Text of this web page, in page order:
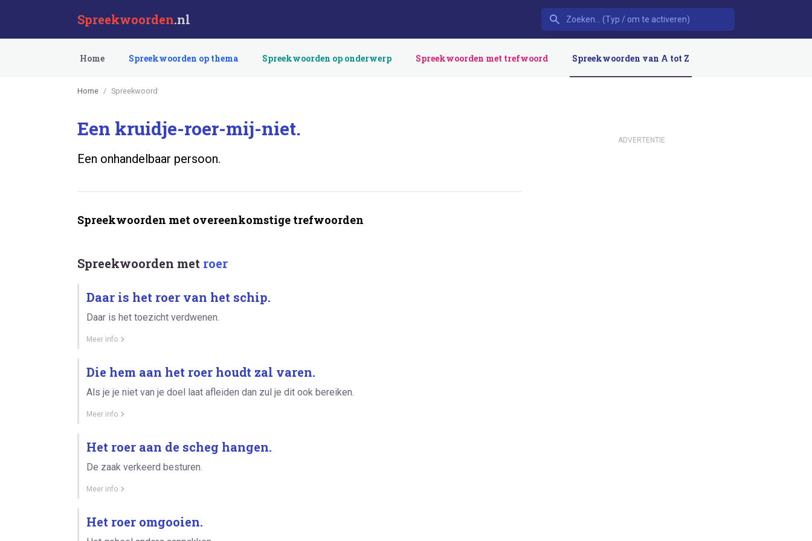
Spreekwoorden.nl
Home Spreekwoorden op thema Spreekwoorden op onderwerp Spreekwoorden met trefwoord Spreekwoorden van A tot Z
Home Spreekwoord
Een kruidje-roer-mij-niet.
Een onhandelbaar persoon.
Spreekwoorden met overeenkomstige trefwoorden
Spreekwoorden met roer
Daar is het roer van het schip.
Daar is het toezicht verdwenen.
Meer info
Die hem aan het roer houdt zal varen.
Als je je niet van je doel laat afleiden dan zul je dit ook bereiken.
Meer info
Het roer aan de scheg hangen.
De zaak verkeerd besturen.
Meer info
Het roer omgooien.
ADVERTENTIE